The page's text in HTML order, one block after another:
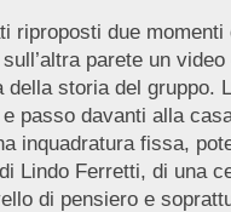
riproposti due
parete un
storia del gruppo.
passo davanti alla
inquadratura fissa,
Lindo Ferretti, di una
di pensiero e